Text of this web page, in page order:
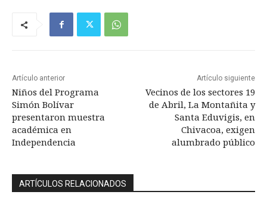
Artículo anterior
Niños del Programa
Simón Bolívar
presentaron muestra
académica en
Independencia
Artículo siguiente
Vecinos de los sectores 19
de Abril, La Montañita y
Santa Eduvigis, en
Chivacoa, exigen
alumbrado público
ARTÍCULOS RELACIONADOS